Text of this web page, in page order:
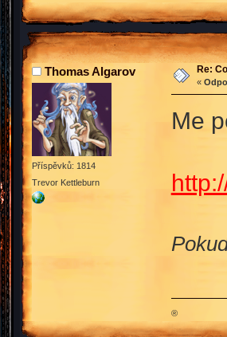
Thomas Algarov
Příspěvků: 1814
Trevor Kettleburn
Re:
«
Me
®